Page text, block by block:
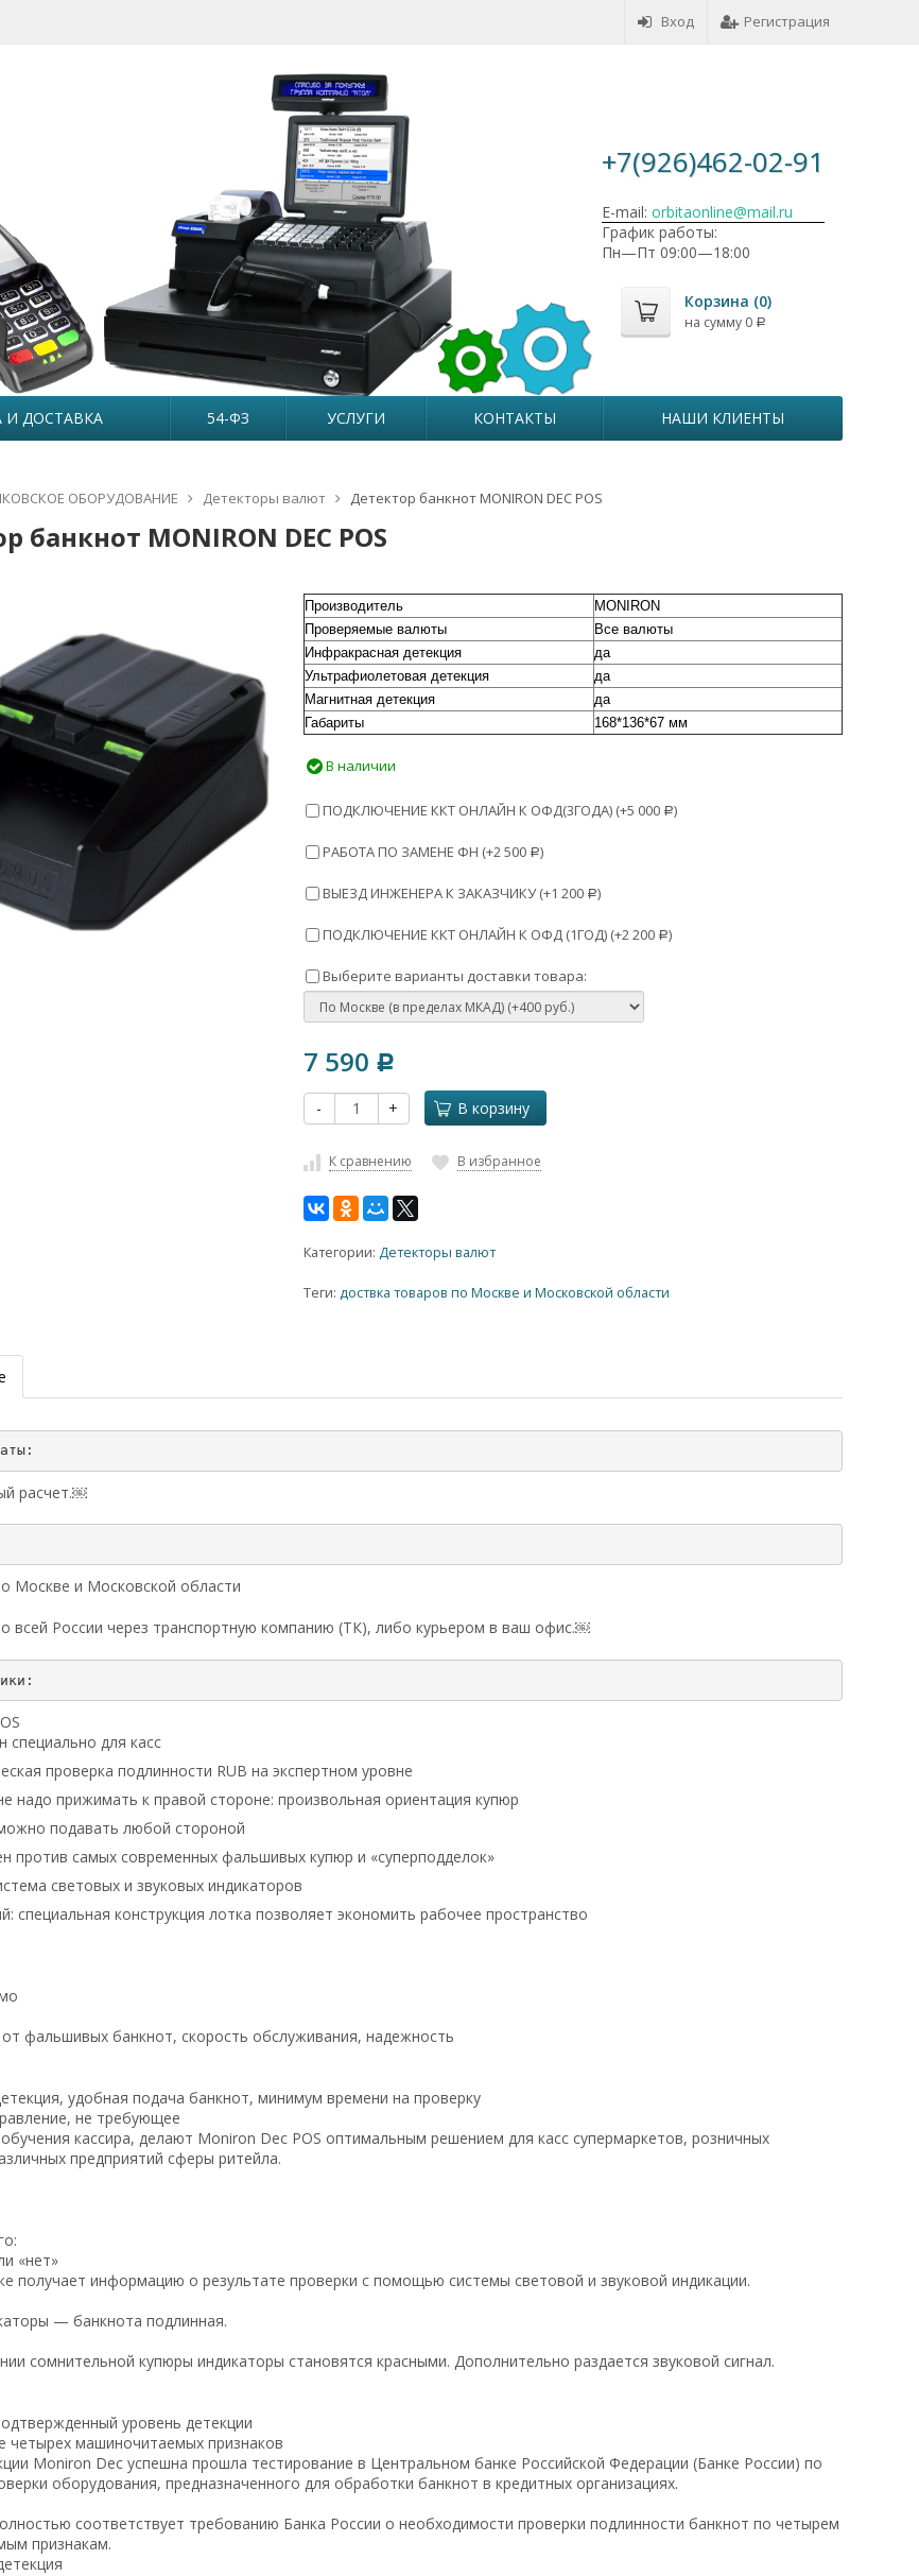
Вход Регистрация
+7(926)462-02-91
E-mail: orbitaonline@mail.ru
График работы:
Пн—Пт 09:00—18:00
Корзина (0)
на сумму 0 Р
И ДОСТАВКА 54-ФЗ УСЛУГИ КОНТАКТЫ НАШИ КЛИЕНТЫ
ОБОРУДОВАНИЕ Детекторы валют Детектор банкнот MONIRON DEC POS
банкнот MONIRON DEC POS
Производитель
MONIRON
Проверяемые валюты
Все валюты
Инфракрасная детекция
да
Ультрафиолетовая детекция
да
Магнитная детекция
да
Габариты
168*136*67 мм
В наличии
ПОДКЛЮЧЕНИЕ ККТ ОНЛАЙН К ОФД(3ГОДА) (+5 000 Р)
РАБОТА ПО ЗАМЕНЕ ФН (+2 500 Р)
ВЫЕЗД ИНЖЕНЕРА К ЗАКАЗЧИКУ (+1 200 Р)
ПОДКЛЮЧЕНИЕ ККТ ОНЛАЙН К ОФД (1ГОД) (+2 200 Р)
Выберите варианты доставки товара:
7 590 Р
- + В корзину
К сравнению В избранное
Категории: Детекторы валют
Теги: доствка товаров по Москве и Московской области
расчет.￼
Москве и Московской области
всей России через транспортную компанию (ТК), либо курьером в ваш офис.￼
специально для касс
проверка подлинности RUB на экспертном уровне
надо прижимать к правой стороне: произвольная ориентация купюр
подавать любой стороной
против самых современных фальшивых купюр и «суперподделок»
световых и звуковых индикаторов
специальная конструкция лотка позволяет экономить рабочее пространство
фальшивых банкнот, скорость обслуживания, надежность
удобная подача банкнот, минимум времени на проверку
не требующее
кассира, делают Moniron Dec POS оптимальным решением для касс супермаркетов, розничных
предприятий сферы ритейла.
«нет»
получает информацию о результате проверки с помощью системы световой и звуковой индикации.
— банкнота подлинная.
сомнительной купюры индикаторы становятся красными. Дополнительно раздается звуковой сигнал.
уровень детекции
четырех машиночитаемых признаков
Moniron Dec успешна прошла тестирование в Центральном банке Российской Федерации (Банке России) по
оборудования, предназначенного для обработки банкнот в кредитных организациях.
соответствует требованию Банка России о необходимости проверки подлинности банкнот по четырем
признакам.